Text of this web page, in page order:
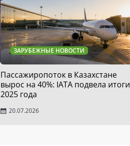
ЗАРУБЕЖНЫЕ НОВОСТИ
Пассажиропоток в Казахстане
вырос на 40%: IATA подвела итоги
2025 года
20.07.2026